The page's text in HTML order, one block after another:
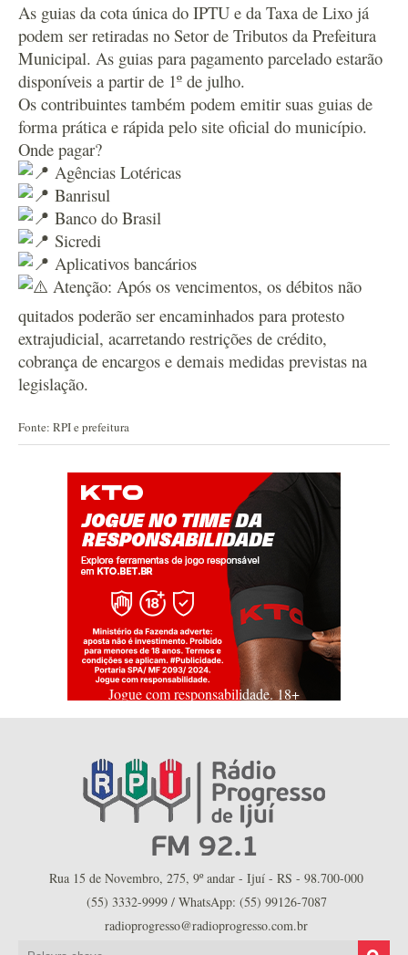
As guias da cota única do IPTU e da Taxa de Lixo já
podem ser retiradas no Setor de Tributos da Prefeitura
Municipal. As guias para pagamento parcelado estarão
disponíveis a partir de 1º de julho.
Os contribuintes também podem emitir suas guias de
forma prática e rápida pelo site oficial do município.
Onde pagar?
Agências Lotéricas
Banrisul
Banco do Brasil
Sicredi
Aplicativos bancários
Atenção: Após os vencimentos, os débitos não
quitados poderão ser encaminhados para protesto
extrajudicial, acarretando restrições de crédito,
cobrança de encargos e demais medidas previstas na
legislação.
Fonte: RPI e prefeitura
Jogue com responsabilidade. 18+
Rua 15 de Novembro, 275, 9º andar - Ijuí - RS - 98.700-000
(55) 3332-9999 / WhatsApp: (55) 99126-7087
radioprogresso@radioprogresso.com.br